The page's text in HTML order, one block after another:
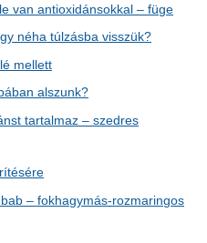
van antioxidánsokkal – füge
néha túlzásba visszük?
mellett
alszunk?
tartalmaz – szedres
– fokhagymás-rozmaringos